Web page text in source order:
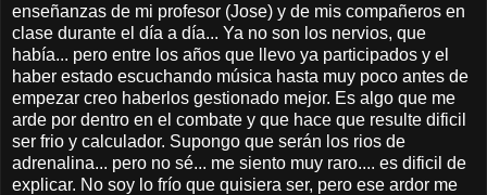
enseñanzas de mi profesor (Jose) y de mis compañeros en
clase durante el día a día... Ya no son los nervios, que
había... pero entre los años que llevo ya participados y el
haber estado escuchando música hasta muy poco antes de
empezar creo haberlos gestionado mejor. Es algo que me
arde por dentro en el combate y que hace que resulte dificil
ser frio y calculador. Supongo que serán los rios de
adrenalina... pero no sé... me siento muy raro.... es dificil de
explicar. No soy lo frío que quisiera ser, pero ese ardor me